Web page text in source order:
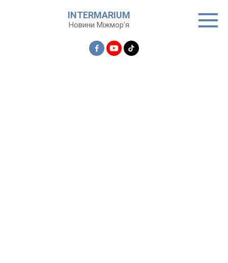
INTERMARIUM
Новини Міжмор'я